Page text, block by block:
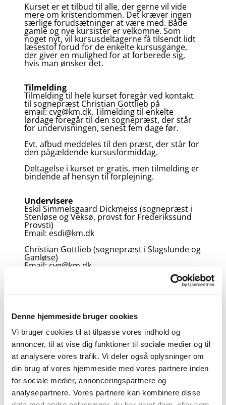
Denne hjemmeside bruger cookies
Vi bruger cookies til at tilpasse vores indhold og
annoncer, til at vise dig funktioner til sociale medier og til
at analysere vores trafik. Vi deler også oplysninger om
din brug af vores hjemmeside med vores partnere inden
for sociale medier, annonceringspartnere og
analysepartnere. Vores partnere kan kombinere disse
Kurset er et tilbud til alle, der gerne vil vide
mere om kristendommen. Det kræver ingen
særlige forudsætninger at være med. Både
gamle og nye kursister er velkomne. Som
noget nyt, vil kursusdeltagerne få tilsendt lidt
læsestof forud for de enkelte kursusgange,
der giver en mulighed for at forberede sig,
hvis man ønsker det.
Tilmelding
Tilmelding til hele kurset foregår ved kontakt
til sognepræst Christian Gottlieb på
email: cvg@km.dk. Tilmelding til enkelte
lørdage foregår til den sognepræst, der står
for undervisningen, senest fem dage før.
Evt. afbud meddeles til den præst, der står for
den pågældende kursusformiddag.
Deltagelse i kurset er gratis, men tilmelding er
bindende af hensyn til forplejning.
Undervisere
Eskil Simmelsgaard Dickmeiss (sognepræst i
Stenløse og Veksø, provst for Frederikssund
Provsti)
Email: esdi@km.dk
Christian Gottlieb (sognepræst i Slagslunde og
Ganløse)
Email: cvg@km.dk
Klaus Meisner (sognepræst i Slangerup)
Frederikssund)
Email: helle@bcudblik.dk
KALENDER FOR KRISTENDOM FOR ALLE 4
Oversigt over undervisning efterår 2026